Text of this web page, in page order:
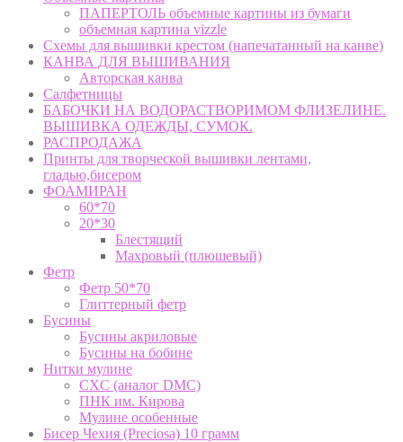
ПАПЕРТОЛЬ объемные картины из бумаги
объемная картина vizzle
Схемы для вышивки крестом (напечатанный на канве)
КАНВА ДЛЯ ВЫШИВАНИЯ
Авторская канва
Салфетницы
БАБОЧКИ НА ВОДОРАСТВОРИМОМ ФЛИЗЕЛИНЕ.
ВЫШИВКА ОДЕЖДЫ, СУМОК.
РАСПРОДАЖА
Принты для творческой вышивки лентами,
гладью,бисером
ФОАМИРАН
60*70
20*30
Блестящий
Махровый (плюшевый)
Фетр
Фетр 50*70
Глиттерный фетр
Бусины
Бусины акриловые
Бусины на бобине
Нитки мулине
CXC (аналог DMC)
ПНК им. Кирова
Мулине особенные
Бисер Чехия (Preciosa) 10 грамм